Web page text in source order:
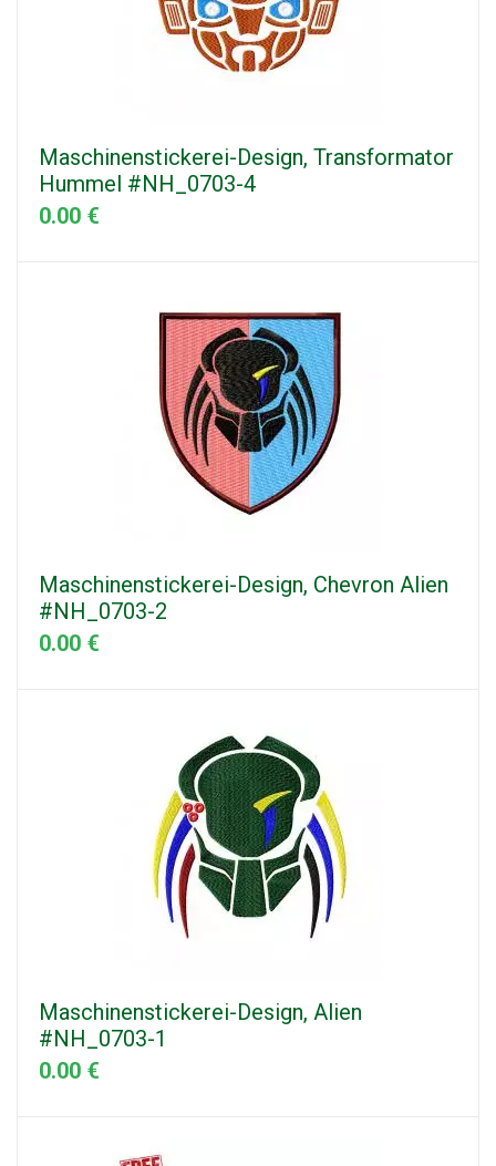
Maschinenstickerei-Design, Transformator
Hummel #NH_0703-4
0.00 €
Maschinenstickerei-Design, Chevron Alien
#NH_0703-2
0.00 €
Maschinenstickerei-Design, Alien
#NH_0703-1
0.00 €